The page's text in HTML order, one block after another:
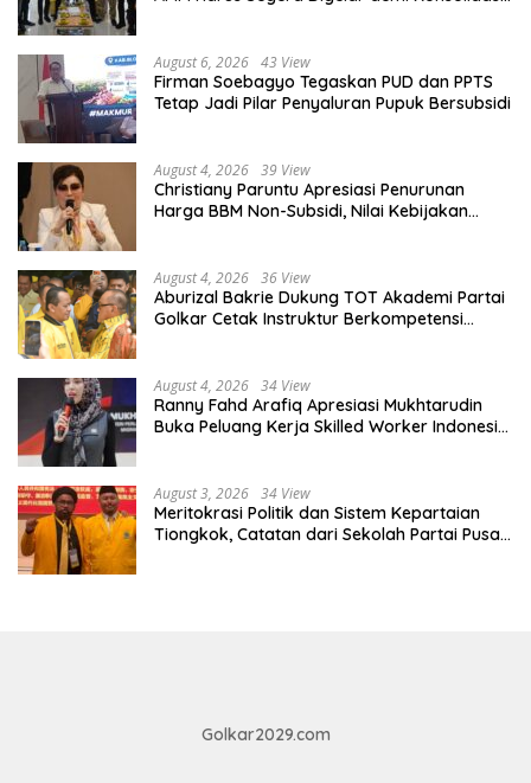
August 6, 2026 43 View
Firman Soebagyo Tegaskan PUD dan PPTS
Tetap Jadi Pilar Penyaluran Pupuk Bersubsidi
August 4, 2026 39 View
Christiany Paruntu Apresiasi Penurunan
Harga BBM Non-Subsidi, Nilai Kebijakan
August 4, 2026 36 View
Aburizal Bakrie Dukung TOT Akademi Partai
Golkar Cetak Instruktur Berkompetensi
August 4, 2026 34 View
Ranny Fahd Arafiq Apresiasi Mukhtarudin
Buka Peluang Kerja Skilled Worker Indonesia
August 3, 2026 34 View
Meritokrasi Politik dan Sistem Kepartaian
Tiongkok, Catatan dari Sekolah Partai Pusat
Golkar2029.com